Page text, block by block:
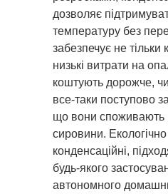
дозволяє
температуру без
забезпечує не
низькі витрати на
коштують дорожче,
все-таки поступово
що вони споживають
сировини. Екологічно
конденсаційні,
будь-якого
автономного